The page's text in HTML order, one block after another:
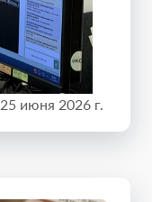
25 июня 2026 г.